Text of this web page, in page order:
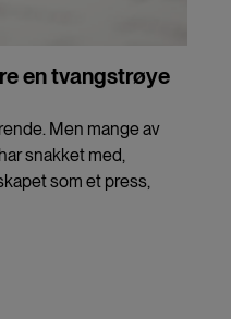
en tvangstrøye
Men mange av
snakket med,
som et press,